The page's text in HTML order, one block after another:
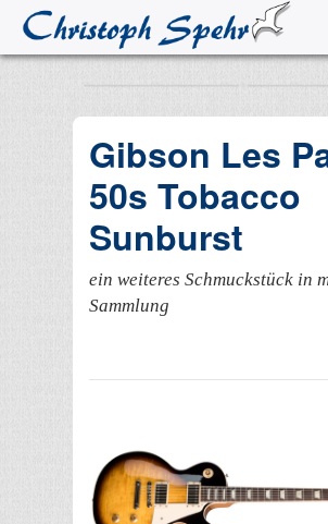
Gibson Les
50s Tobacco
Sunburst
ein weiteres Schmuckstück in
Sammlung